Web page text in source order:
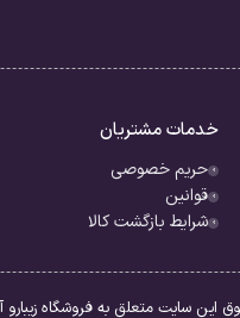
خدمات مشتریان
حریم خصوصی
قوانین
شرایط بازگشت کالا
این سایت متعلق به فروشگاه زیبارو